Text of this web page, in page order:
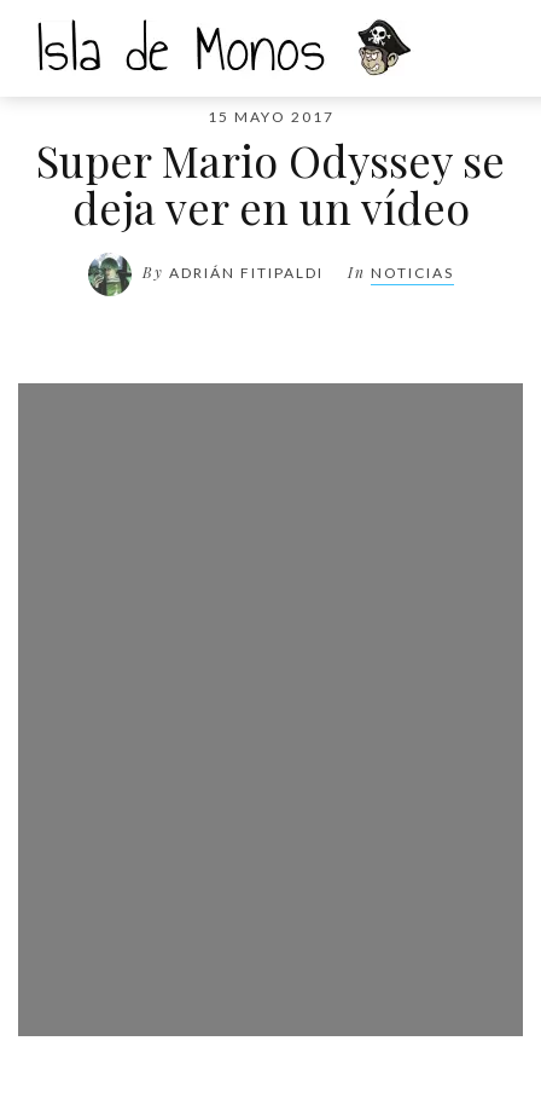
15 MAYO 2017
Super Mario Odyssey se
deja ver en un vídeo
By ADRIÁN FITIPALDI In NOTICIAS